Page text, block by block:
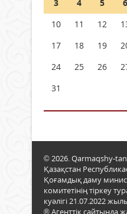
3
4 5 6
10
11 12
17
18 19
24
25 26
31
© 2026. Qarmaqshy-
Қазақстан
Қоғамдық даму
комитетінің тіркеу
куәлігі 21.07.2022
® Агенттік сайтында